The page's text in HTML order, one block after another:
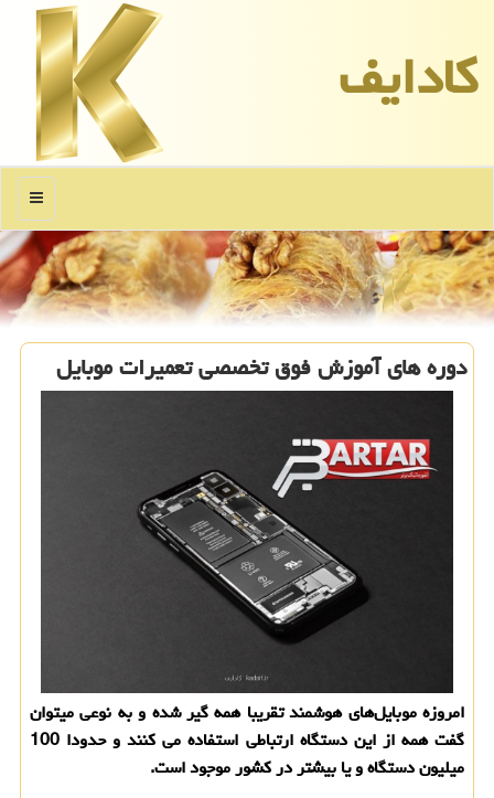
كادایف
منو
دوره های آموزش فوق تخصصی تعمیرات موبایل
امروزه موبایل‌های هوشمند تقریبا همه گیر شده و به نوعی میتوان
گفت همه از این دستگاه ارتباطی استفاده می كنند و حدودا 100
میلیون دستگاه و یا بیشتر در كشور موجود است.